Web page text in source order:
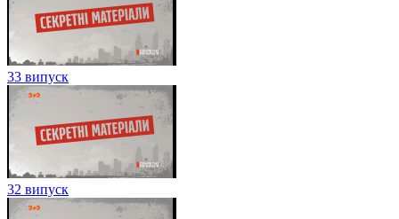
33 випуск
32 випуск